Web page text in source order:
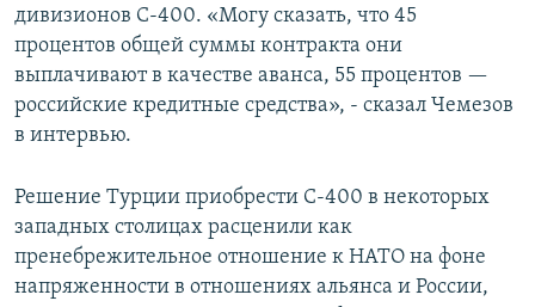
дивизионов С-400. «Могу сказать, что 45
процентов общей суммы контракта они
выплачивают в качестве аванса, 55 процентов —
российские кредитные средства», - сказал Чемезов
в интервью.
Решение Турции приобрести С-400 в некоторых
западных столицах расценили как
пренебрежительное отношение к НАТО на фоне
напряженности в отношениях альянса и России,